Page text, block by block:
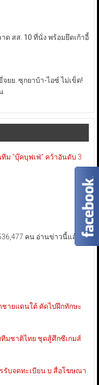
ด สส. 10 ที่นั่ง พร้อมยึดเก้าอี้
ยย. ซุกยาบ้า-ไอซ์ ไม่เข็ด!
ม “บุ๊คบุฟเฟ่” คว้าอันดับ 3
คน อ่านข่าวนี้แล้ว)
ายแดนใต้ คัดไปฝึกทักษะ
มชาติไทย ชุดสู้ศึกซีเกมส์
รรับจดทะเบียน บ.สื่อโฆษณา